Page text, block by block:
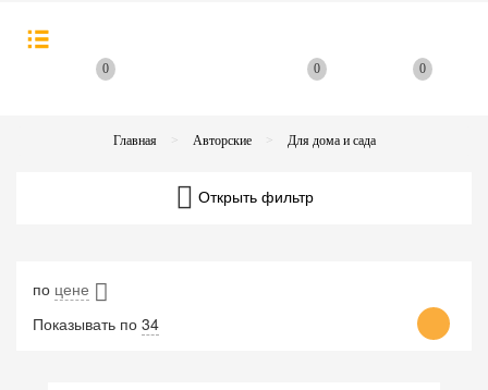
0 0 0
Главная Авторские Для дома и сада
Открыть фильтр
по цене
Показывать по 34